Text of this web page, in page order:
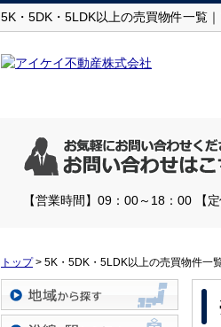
5K・5DK・5LDK以上の売買物件一覧
【営業時間】09：00～18：00 【
トップ> 5K・5DK・5LDK以上の売買物件一
地域から探す